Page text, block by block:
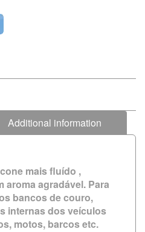
Additional information
mais fluído ,
aroma agradável. Para
bancos de couro,
internas dos veículos
motos, barcos etc.